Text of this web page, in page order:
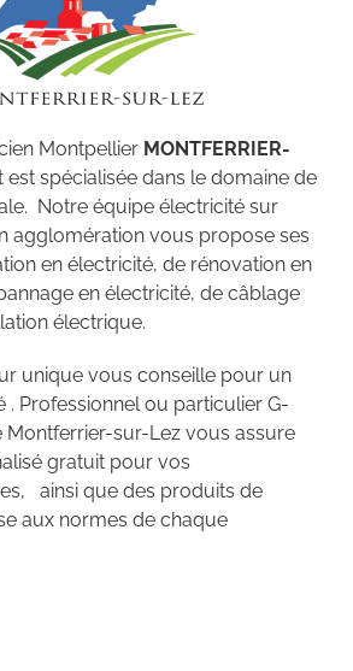
Montpellier MONTFERRIER-
est spécialisée dans le domaine de
Notre équipe électricité sur
agglomération vous propose ses
en électricité, de rénovation en
en électricité, de câblage
électrique.
unique vous conseille pour un
. Professionnel ou particulier G-
Montferrier-sur-Lez vous assure
gratuit pour vos
ainsi que des produits de
aux normes de chaque